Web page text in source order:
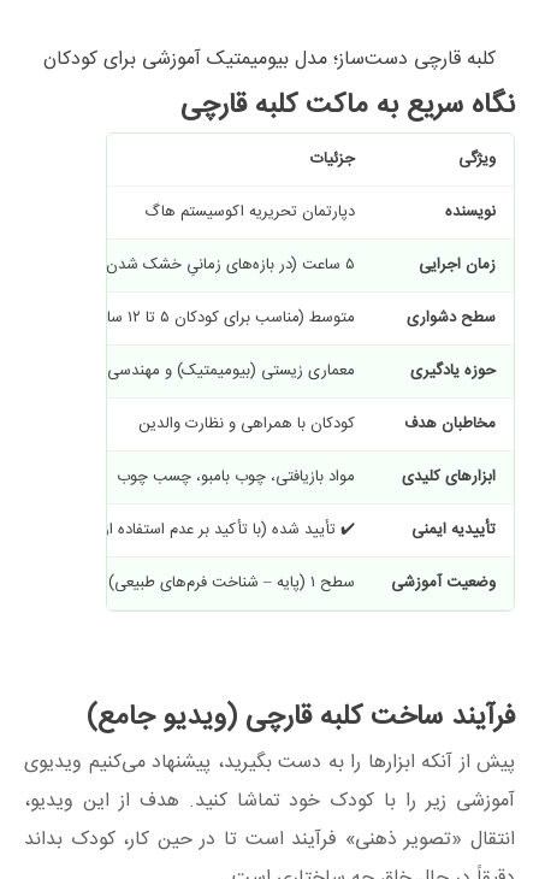
کلبه قارچی دست‌ساز؛ مدل بیومیمتیک آموزشی برای کودکان
نگاه سریع به ماکت کلبه قارچی
ویژگی
جزئیات
نویسنده
دپارتمان تحریریه اکوسیستم هاگ
زمان اجرایی
۵ ساعت (در بازه‌های زمانیِ خشک شدن)
سطح دشواری
متوسط (مناسب برای کودکان ۵ تا ۱۲ سال)
حوزه یادگیری
معماری زیستی (بیومیمتیک) و مهندسی سازه
مخاطبان هدف
کودکان با همراهی و نظارت والدین
ابزارهای کلیدی
مواد بازیافتی، چوب بامبو، چسب چوب
تأییدیه ایمنی
✔️ تأیید شده (با تأکید بر عدم استفاده از مفتول فلزی)
وضعیت آموزشی
سطح ۱ (پایه – شناخت فرم‌های طبیعی)
فرآیند ساخت کلبه قارچی (ویدیو جامع)
پیش از آنکه ابزارها را به دست بگیرید، پیشنهاد می‌کنیم ویدیوی
آموزشی زیر را با کودک خود تماشا کنید. هدف از این ویدیو،
انتقال «تصویر ذهنی» فرآیند است تا در حین کار، کودک بداند